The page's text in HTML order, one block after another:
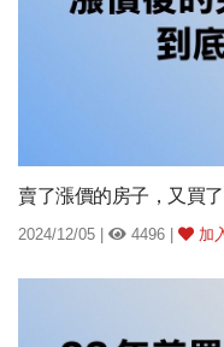
賣了漲價的房子，又買
2024/12/05 | 4496 | 加